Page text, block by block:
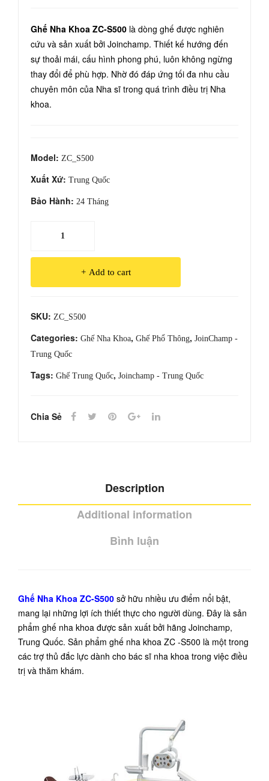
Vôi
Siê
Âm
Kho
a
Sun
Ghế Nha Khoa ZC-S500 là dòng ghế được nghiên
cứu và sản xuất bởi Joinchamp. Thiết kế hướng đến
sự thoải mái, cấu hình phong phú, luôn không ngừng
thay đổi để phù hợp. Nhờ đó đáp ứng tối đa nhu cầu
chuyên môn của Nha sĩ trong quá trình điều trị Nha
khoa.
Model: ZC_S500
Xuất Xứ: Trung Quốc
Bảo Hành: 24 Tháng
Khoa
S500
Add to cart
SKU: ZC_S500
Categories: Ghế Nha Khoa, Ghế Phổ Thông, JoinChamp -
Trung Quốc
Tags: Ghế Trung Quốc, Joinchamp - Trung Quốc
Chia Sẻ
Description
Additional information
Bình luận
Ghế Nha Khoa ZC-S500 sở hữu nhiều ưu điểm nổi bật,
mang lại những lợi ích thiết thực cho người dùng. Đây là sản
phẩm ghế nha khoa được sản xuất bởi hãng Joinchamp,
Trung Quốc. Sản phẩm ghế nha khoa ZC -S500 là một trong
các trợ thủ đắc lực dành cho bác sĩ nha khoa trong việc điều
trị và thăm khám.